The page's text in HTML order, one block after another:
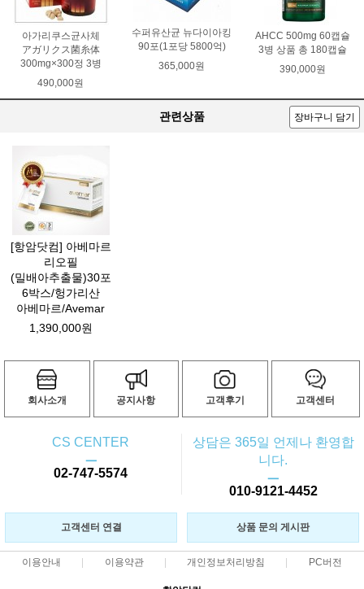
아가리쿠스균사체
アガリクス菌糸体
300mg×300정 3병
490,000원
수퍼유산균 뉴다이아킹
90포(1포당 5800억)
365,000원
AHCC 500mg 60캡슐
3병 상품 총 180캡슐
390,000원
관련상품 장바구니 담기
[항암닷컴] 아베마르
리오필
(밀배아추출물)30포
6박스/헝가리산
아베마르/Avemar
1,390,000원
회사소개 공지사항 고객후기 고객센터
CS CENTER
ㅡ
02-747-5574
상담은 365일 언제나 환영합
니다.
ㅡ
010-9121-4452
고객센터 연결 상품 문의 게시판
이용안내 이용약관 개인정보처리방침 PC버전